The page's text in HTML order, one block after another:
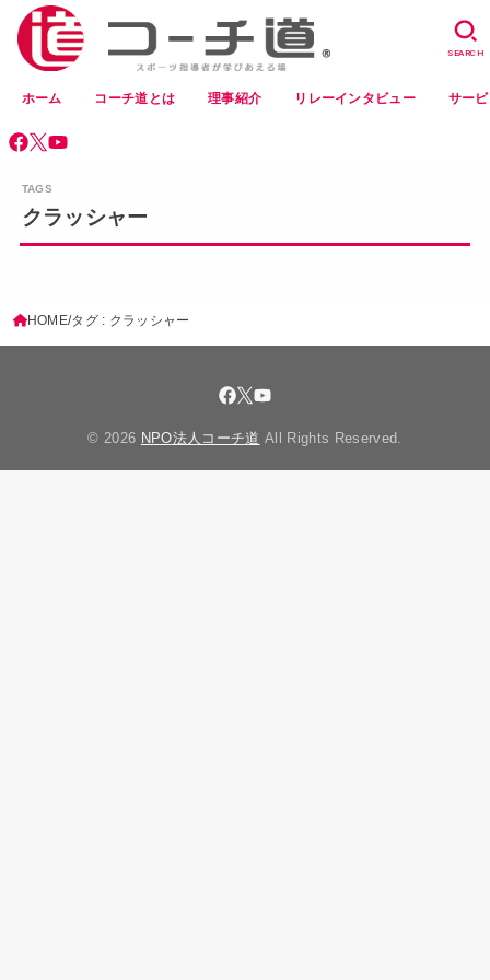
ホーム コーチ道とは 理事紹介 リレーインタビュー サー
SEARCH
クラッシャー
HOME タグ : クラッシャー
© 2026 NPO法人コーチ道 All Rights Reserved.